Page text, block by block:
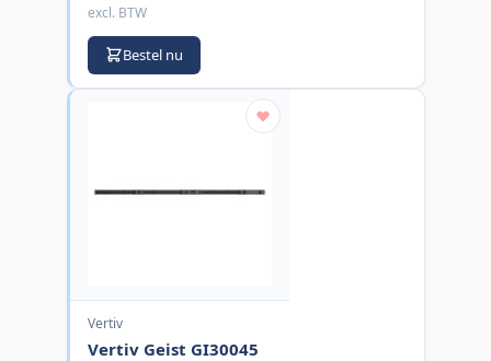
excl. BTW
Bestel nu
Vertiv
Vertiv Geist GI30045